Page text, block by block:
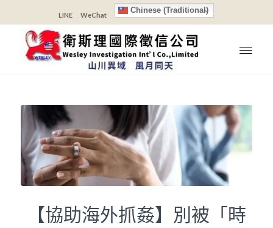
LINE WeChat
Chinese (Traditional)
【協助海外抓姦】別被「時